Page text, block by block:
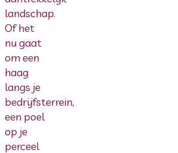
landschap.
Of het
nu gaat
om een
haag
langs je
bedrijfsterrein,
een poel
op je
perceel